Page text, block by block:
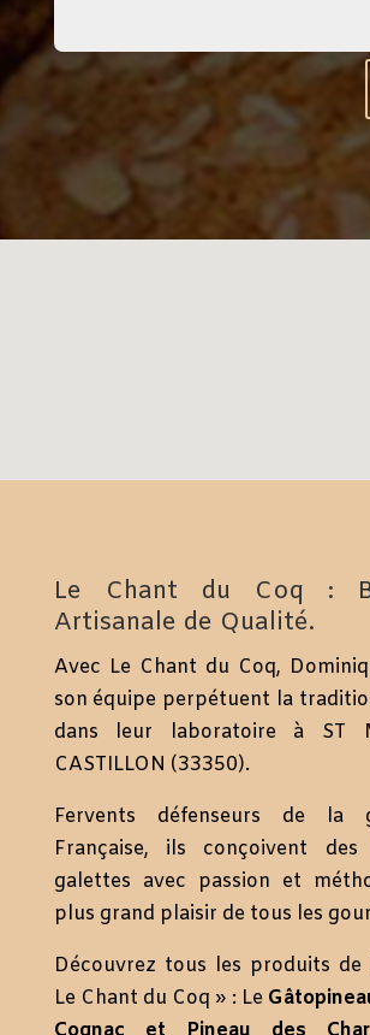
Le Chant du Coq :
Artisanale de Qualité.
Avec Le Chant du Coq,
son équipe perpétuent la
dans leur laboratoire à ST
CASTILLON (33350).
Fervents défenseurs de la
Française, ils conçoivent
galettes avec passion et
plus grand plaisir de tous les
Découvrez tous les produits de
Le Chant du Coq » : Le